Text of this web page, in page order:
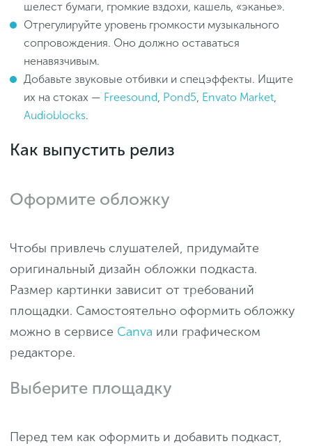
шелест бумаги, громкие вздохи, кашель, «эканье».
Отрегулируйте уровень громкости музыкального
сопровождения. Оно должно оставаться
ненавязчивым.
Добавьте звуковые отбивки и спецэффекты. Ищите
их на стоках — Freesound, Pond5, Envato Market,
Audioblocks.
Как выпустить релиз
Оформите обложку
Чтобы привлечь слушателей, придумайте
оригинальный дизайн обложки подкаста.
Размер картинки зависит от требований
площадки. Самостоятельно оформить обложку
можно в сервисе Canva или графическом
редакторе.
Выберите площадку
Перед тем как оформить и добавить подкаст,